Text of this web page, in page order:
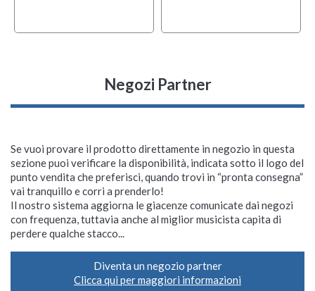
Negozi Partner
Se vuoi provare il prodotto direttamente in negozio in questa
sezione puoi verificare la disponibilità, indicata sotto il logo del
punto vendita che preferisci, quando trovi in “pronta consegna”
vai tranquillo e corri a prenderlo!
Il nostro sistema aggiorna le giacenze comunicate dai negozi
con frequenza, tuttavia anche al miglior musicista capita di
perdere qualche stacco...
Diventa un negozio partner
Clicca qui per maggiori informazioni